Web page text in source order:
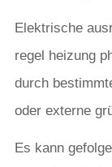
Elektrische
regel heizung
durch
oder externe
Es kann